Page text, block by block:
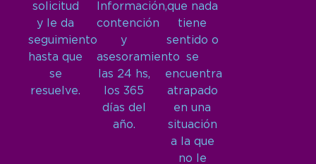
solicitud
y le da
seguimiento
hasta que
se
resuelve.
Información,
contención
y
asesoramiento
las 24 hs,
los 365
días del
año.
que nada
tiene
sentido o
se
encuentra
atrapado
en una
situación
a la que
no le